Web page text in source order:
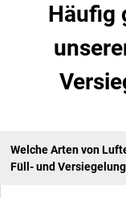
Häufig
Welche Arten von
Füll- und